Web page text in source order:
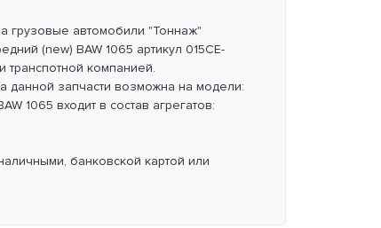
грузовые автомобили "Тоннаж"
(new) BAW 1065 артикул 015CE-
транспотной компанией.
данной запчасти возможна на модели:
1065 входит в состав агрегатов:
банковской картой или